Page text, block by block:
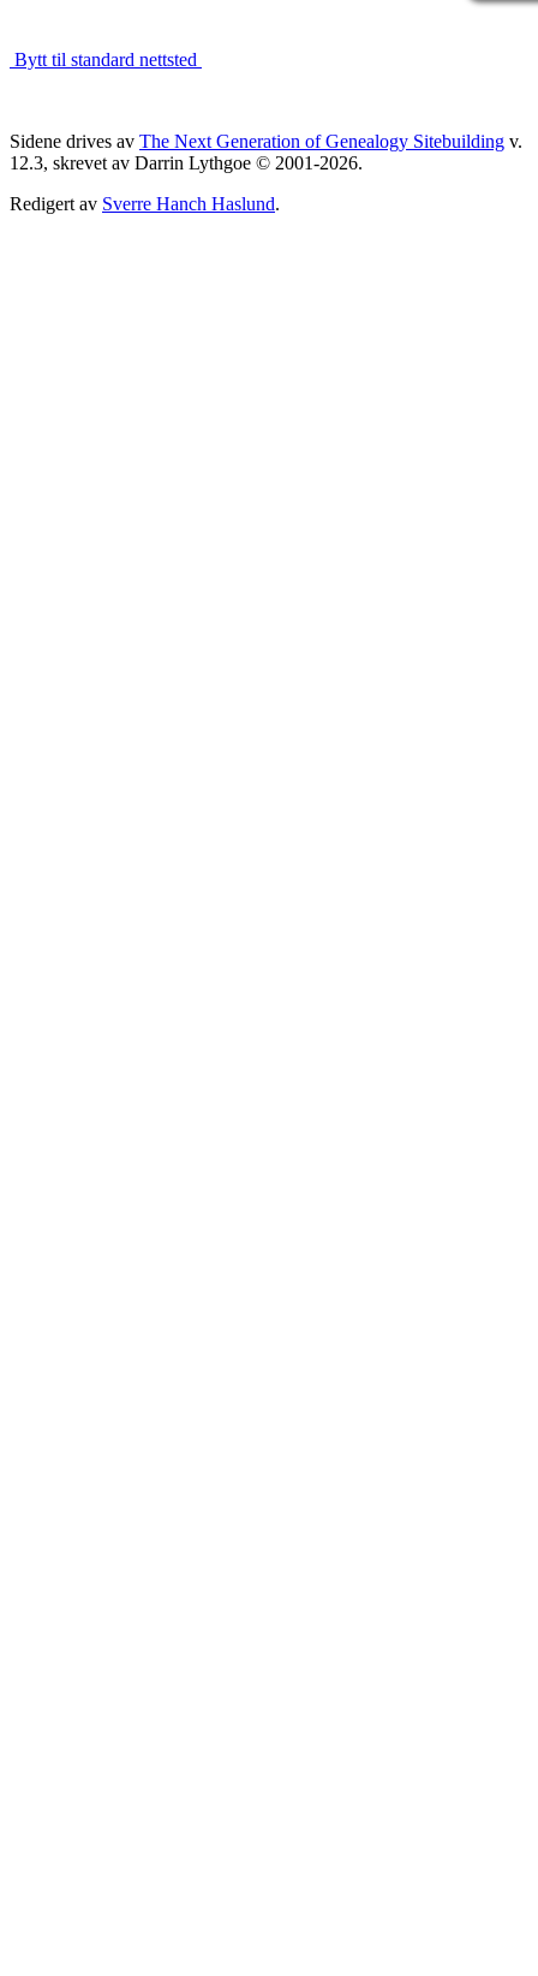
Bytt til standard nettsted
Sidene drives av The Next Generation of Genealogy Sitebuilding v.
12.3, skrevet av Darrin Lythgoe © 2001-2026.
Redigert av Sverre Hanch Haslund.